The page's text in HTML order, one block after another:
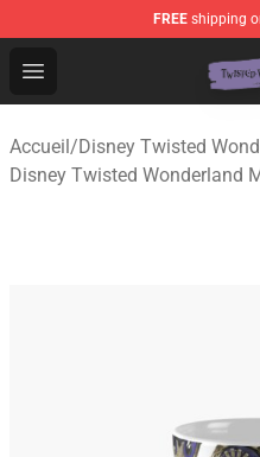
FREE shipping
Open menu
Twisted Wonderland
Accueil/Disney Twisted
Disney Twisted Wonderland